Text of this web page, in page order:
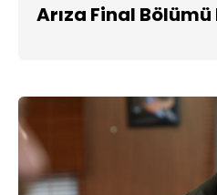
Arıza Final